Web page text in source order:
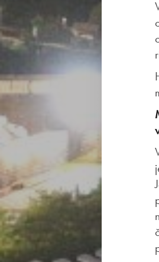
Firemné podujatia
Relax a bazény
Novinky
Kontakt